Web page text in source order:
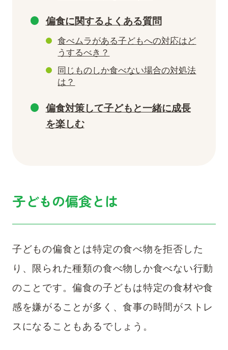
偏食に関するよくある質問
食べムラがある子どもへの対応はど
うするべき？
同じものしか食べない場合の対処法
は？
偏食対策して子どもと一緒に成長
を楽しむ
子どもの偏食とは
子どもの偏食とは特定の食べ物を拒否した
り、限られた種類の食べ物しか食べない行動
のことです。偏食の子どもは特定の食材や食
感を嫌がることが多く、食事の時間がストレ
スになることもあるでしょう。